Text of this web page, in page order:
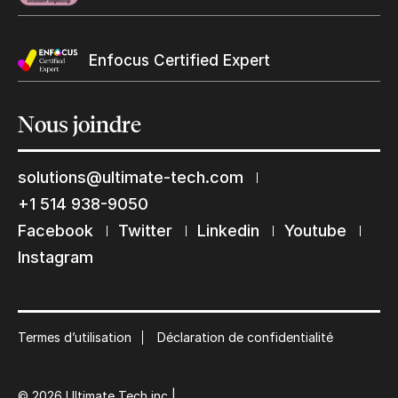
Enfocus Certified Expert
Nousjoindre
solutions@ultimate-tech.com
+1 514 938-9050
Facebook
Twitter Linkedin
Youtube
Instagram
Termes d’utilisation Déclaration de confidentialité
Restons en contact